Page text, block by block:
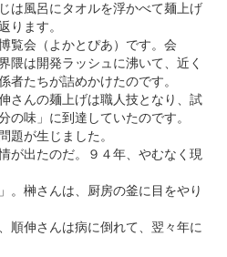
は風呂にタオルを浮かべて麺上げ
ります。
覧会（よかとぴあ）です。会
隈は開発ラッシュに沸いて、近く
たちが詰めかけたのです。
さんの麺上げは職人技となり、試
味」に到達していたのです。
題が生じました。
が出たのだ。９４年、やむなく現
。榊さんは、厨房の釜に目をやり
順伸さんは病に倒れて、翌々年に